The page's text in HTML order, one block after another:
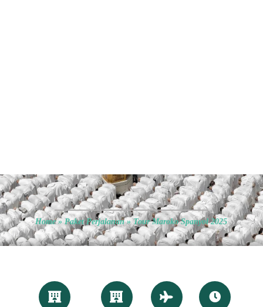
Home» Paket Perjalanan»Tour Maroko Spanyol 2025